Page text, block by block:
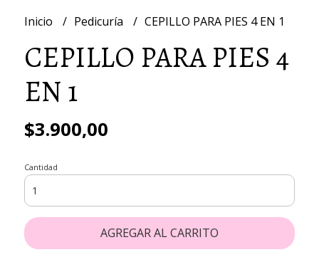
Inicio Pedicuría CEPILLO PARA PIES 4 EN 1
CEPILLO PARA PIES 4
EN 1
$3.900,00
Cantidad
AGREGAR AL CARRITO